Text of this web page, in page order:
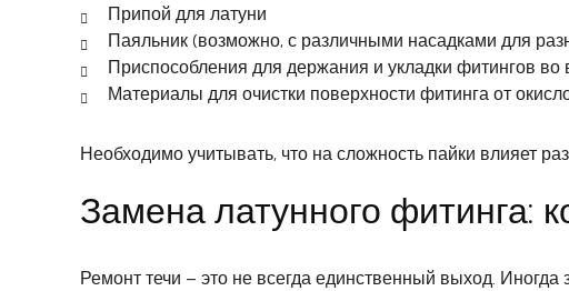
Припой для латуни
Паяльник (возможно, с различными насадками для
Приспособления для держания и укладки фитингов во
Материалы для очистки поверхности фитинга от
Необходимо учитывать, что на сложность пайки влияет
Замена латунного фитинга:
Ремонт течи – это не всегда единственный выход.